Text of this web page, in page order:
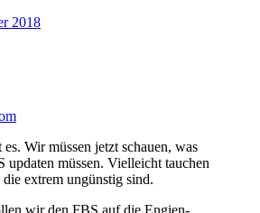
2018
es. Wir müssen jetzt schauen, was
updaten müssen. Vielleicht tauchen
extrem ungünstig sind.
wir den FBS auf die Engien-